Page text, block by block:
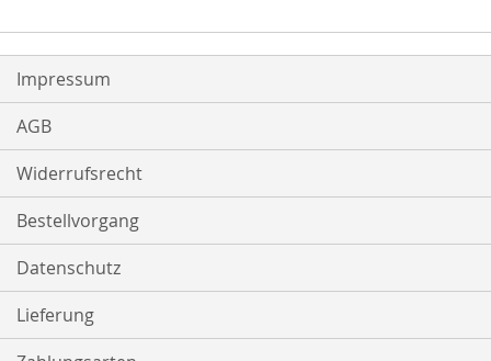
Impressum
AGB
Widerrufsrecht
Bestellvorgang
Datenschutz
Lieferung